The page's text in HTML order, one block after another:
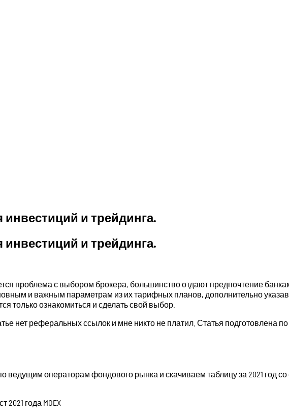
и трейдинга.
и трейдинга.
проблема с выбором брокера, большинство отдают предпочтение
и важным параметрам из их тарифных планов, дополнительно
только ознакомиться и сделать свой выбор.
нет реферальных ссылок и мне никто не платил. Статья подготовлена
ведущим операторам фондового рынка и скачиваем таблицу за 2021 год
года MOEX